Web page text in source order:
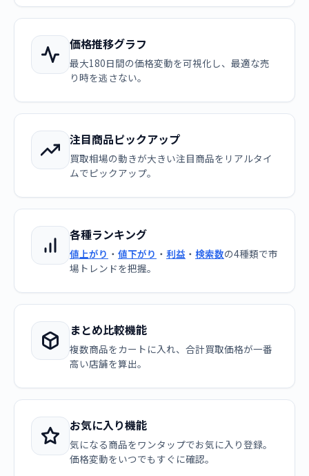
価格推移グラフ
最大180日間の価格変動を可視化し、最適な売
り時を逃さない。
注目商品ピックアップ
買取相場の動きが大きい注目商品をリアルタイ
ムでピックアップ。
各種ランキング
値上がり ・ 値下がり ・ 利益 ・ 検索数の4種類で市
場トレンドを把握。
まとめ比較機能
複数商品をカートに入れ、合計買取価格が一番
高い店舗を算出。
お気に入り機能
気になる商品をワンタップでお気に入り登録。
価格変動をいつでもすぐに確認。